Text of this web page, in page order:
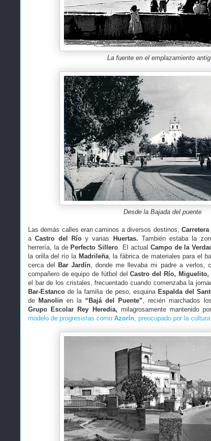
La fuente en el emplazamiento
Desde la Bajada del puente
Las demás calles eran caminos a diversos destinos;
aCastro del Ríoy varias Huertas. También estaba la
herrería, la de Perfecto Sillero. El actual Campo de la
la orilla del río la Madrileña, la fábrica de materiales para el
cerca del
Bar Jardín, donde me llevaba mi padre a verlos,
compañero de equipo de fútbol delCastro del Río, Miguelito,
el bar de los cristales, frecuentado cuando comenzaba la
Bar-Estanco de la familia de peso, esquina Espalda del
de Manolin en la “Bajá del Puente”, recién marchados
Grupo Escolar Rey Heredia, milagrosamente mantenido
modelo de progresistas como Azorín, preocupado por la